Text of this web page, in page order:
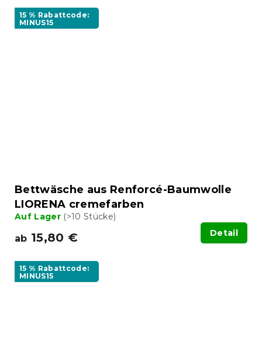
15 % Rabattcode:
MINUS15
Bettwäsche aus Renforcé-Baumwolle
LIORENA cremefarben
Auf Lager (>10 Stücke)
ab 15,80 € Detail
15 % Rabattcode:
MINUS15